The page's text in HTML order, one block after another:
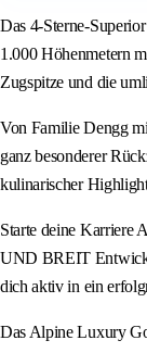
Das 4-Sterne-
1.000 Höhenmetern
Zugspitze und die
Von Familie Dengg
ganz besonderer
kulinarischer
Starte deine
UND BREIT
dich aktiv in ein
Das Alpine Luxury